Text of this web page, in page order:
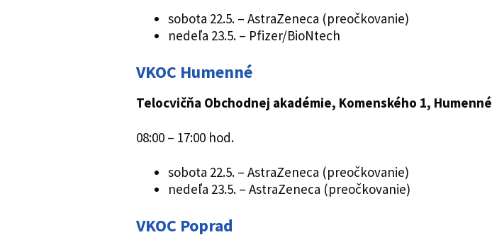
sobota 22.5. – AstraZeneca (preočkovanie)
nedeľa 23.5. – Pfizer/BioNtech
VKOC Humenné
Telocvičňa Obchodnej akadémie, Komenského 1, Humenné
08:00 – 17:00 hod.
sobota 22.5. – AstraZeneca (preočkovanie)
nedeľa 23.5. – AstraZeneca (preočkovanie)
VKOC Poprad